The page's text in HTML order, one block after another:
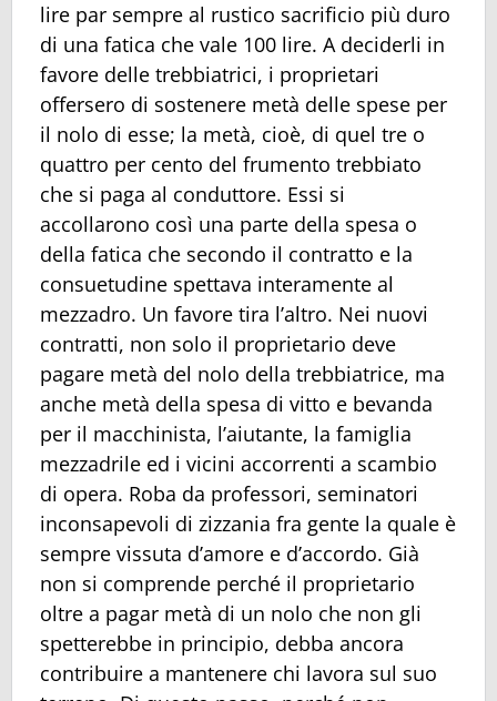
lire par sempre al rustico sacrificio più duro
di una fatica che vale 100 lire. A deciderli in
favore delle trebbiatrici, i proprietari
offersero di sostenere metà delle spese per
il nolo di esse; la metà, cioè, di quel tre o
quattro per cento del frumento trebbiato
che si paga al conduttore. Essi si
accollarono così una parte della spesa o
della fatica che secondo il contratto e la
consuetudine spettava interamente al
mezzadro. Un favore tira l’altro. Nei nuovi
contratti, non solo il proprietario deve
pagare metà del nolo della trebbiatrice, ma
anche metà della spesa di vitto e bevanda
per il macchinista, l’aiutante, la famiglia
mezzadrile ed i vicini accorrenti a scambio
di opera. Roba da professori, seminatori
inconsapevoli di zizzania fra gente la quale è
sempre vissuta d’amore e d’accordo. Già
non si comprende perché il proprietario
oltre a pagar metà di un nolo che non gli
spetterebbe in principio, debba ancora
contribuire a mantenere chi lavora sul suo